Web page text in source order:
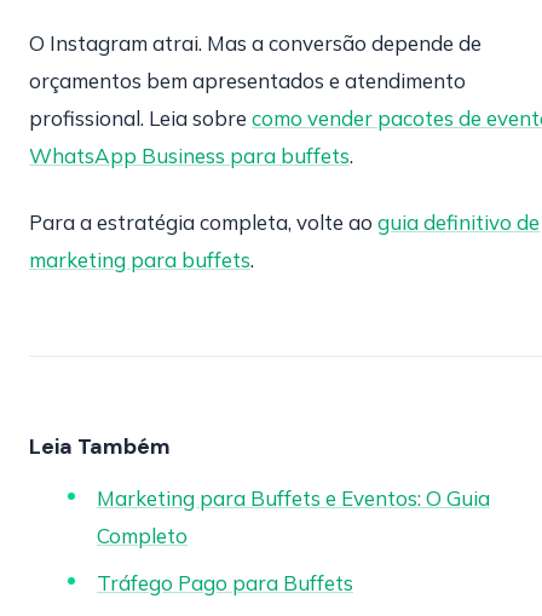
O Instagram atrai. Mas a conversão depende de
orçamentos bem apresentados e atendimento
profissional. Leia sobre como vender pacotes de
WhatsApp Business para buffets.
Para a estratégia completa, volte ao guia definitivo de
marketing para buffets.
Leia Também
Marketing para Buffets e Eventos: O Guia
Completo
Tráfego Pago para Buffets